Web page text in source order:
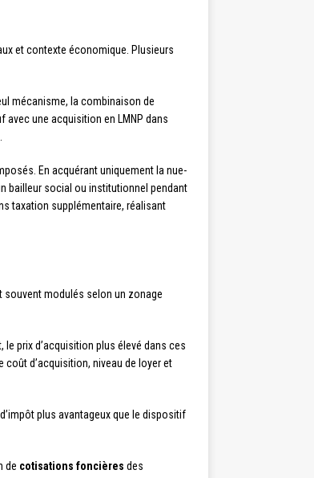
et contexte économique. Plusieurs
mécanisme, la combinaison de
une acquisition en LMNP dans
En acquérant uniquement la nue-
bailleur social ou institutionnel pendant
taxation supplémentaire, réalisant
modulés selon un zonage
prix d’acquisition plus élevé dans ces
coût d’acquisition, niveau de loyer et
plus avantageux que le dispositif
de cotisations foncières des